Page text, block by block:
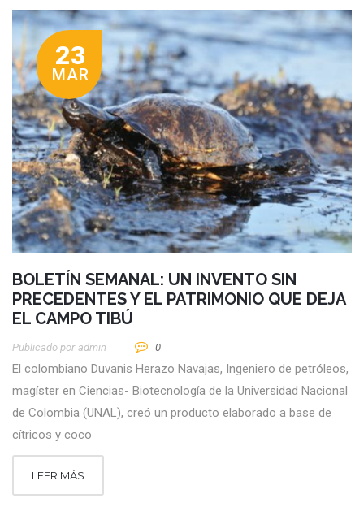
23
MAR
BOLETÍN SEMANAL: UN INVENTO SIN
PRECEDENTES Y EL PATRIMONIO QUE DEJA
EL CAMPO TIBÚ
Publicado por Admin 0
El colombiano Duvanis Herazo Navajas, Ingeniero de petróleos,
magíster en Ciencias- Biotecnología de la Universidad Nacional
de Colombia (UNAL), creó un producto elaborado a base de
cítricos y coco
LEER MÁS